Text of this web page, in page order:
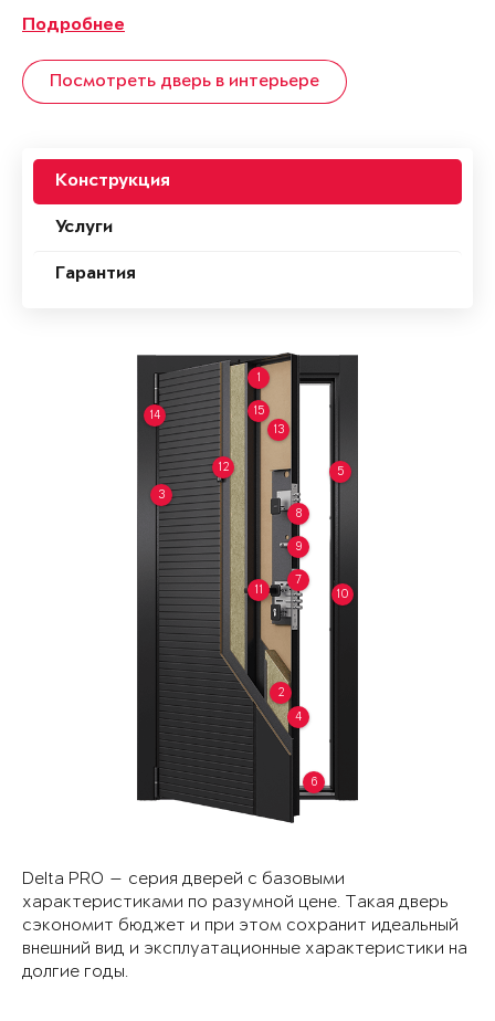
Подробнее
Посмотреть дверь в интерьере
Конструкция
Услуги
Гарантия
1
2
3
4
5
6
7
8
9
10
11
12
13
14 15
Delta PRO — серия дверей с базовыми
характеристиками по разумной цене. Такая дверь
сэкономит бюджет и при этом сохранит идеальный
внешний вид и эксплуатационные характеристики на
долгие годы.